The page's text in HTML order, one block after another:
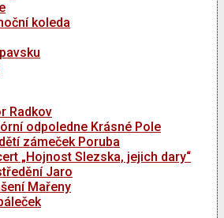
koleda
Radkov
odpoledne Krásné Pole
zámeček Poruba
„Hojnost Slezska, jejich dary“
Jaro
Mařeny